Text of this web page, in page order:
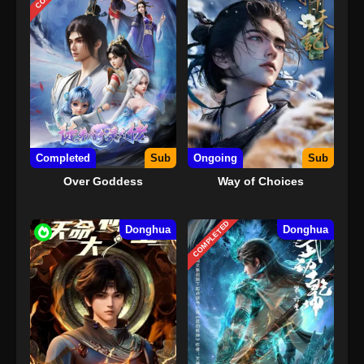
Completed Sub
Over Goddess
Ongoing Sub
Way of Choices
Donghua COMPLETED Donghua